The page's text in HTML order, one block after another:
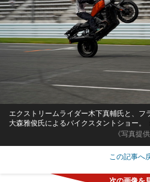
《写真提
エクストリームライダー木下真輔氏と、フ
大森雅俊氏によるバイクスタントショー。
この記事へ